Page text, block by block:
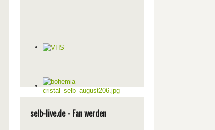
selb-live.de - Fan werden